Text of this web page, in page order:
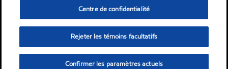
Centre de confidentialité
Rejeter les témoins facultatifs
Confirmer les paramètres actuels